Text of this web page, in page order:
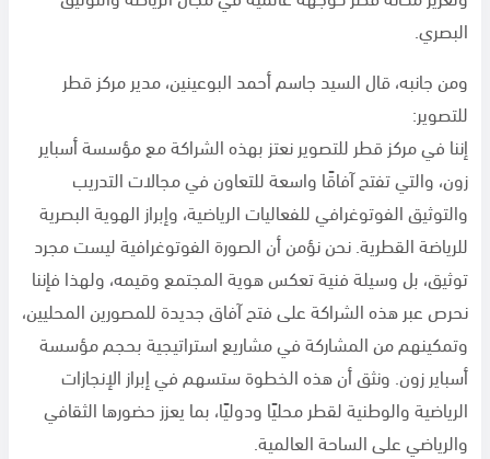
البصري.
ومن جانبه، قال السيد جاسم أحمد البوعينين، مدير مركز قطر
للتصوير:
إننا في مركز قطر للتصوير نعتز بهذه الشراكة مع مؤسسة أسباير
زون، والتي تفتح آفاقًا واسعة للتعاون في مجالات التدريب
والتوثيق الفوتوغرافي للفعاليات الرياضية، وإبراز الهوية البصرية
للرياضة القطرية. نحن نؤمن أن الصورة الفوتوغرافية ليست مجرد
توثيق، بل وسيلة فنية تعكس هوية المجتمع وقيمه، ولهذا فإننا
نحرص عبر هذه الشراكة على فتح آفاق جديدة للمصورين المحليين،
وتمكينهم من المشاركة في مشاريع استراتيجية بحجم مؤسسة
أسباير زون. ونثق أن هذه الخطوة ستسهم في إبراز الإنجازات
الرياضية والوطنية لقطر محليًا ودوليًا، بما يعزز حضورها الثقافي
والرياضي على الساحة العالمية.